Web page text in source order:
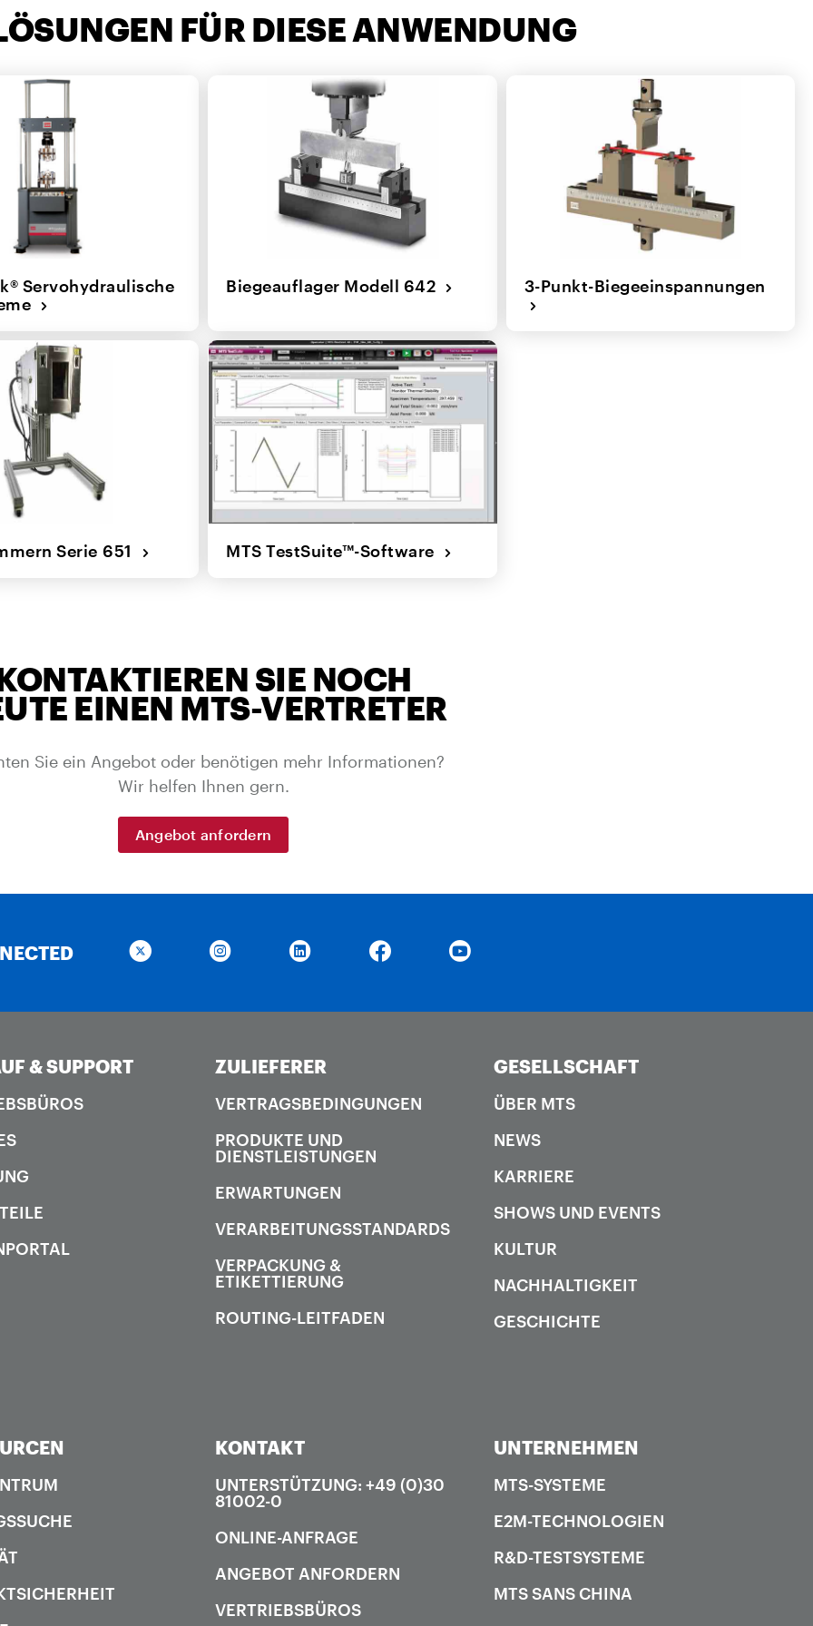
FÜR DIESE ANWENDUNG
Servohydraulische
Biegeauflager Modell 642 3-Punkt-Biegeeinspannungen
Serie 651 MTS TestSuite™-Software
SIE NOCH
EINEN MTS-VERTRETER
Sie ein Angebot oder benötigen mehr Informationen?
Wir helfen Ihnen gern.
Angebot anfordern
& SUPPORT ZULIEFERER
VERTRAGSBEDINGUNGEN
PRODUKTE UND
DIENSTLEISTUNGEN
ERWARTUNGEN
VERARBEITUNGSSTANDARDS
VERPACKUNG &
ETIKETTIERUNG
ROUTING-LEITFADEN
GESELLSCHAFT
ÜBER MTS
NEWS
KARRIERE
SHOWS UND EVENTS
KULTUR
NACHHALTIGKEIT
GESCHICHTE
KONTAKT
UNTERSTÜTZUNG: +49 (0)30
81002-0
ONLINE-ANFRAGE
ANGEBOT ANFORDERN
VERTRIEBSBÜROS
UNTERNEHMEN
MTS-SYSTEME
E2M-TECHNOLOGIEN
R&D-TESTSYSTEME
MTS SANS CHINA